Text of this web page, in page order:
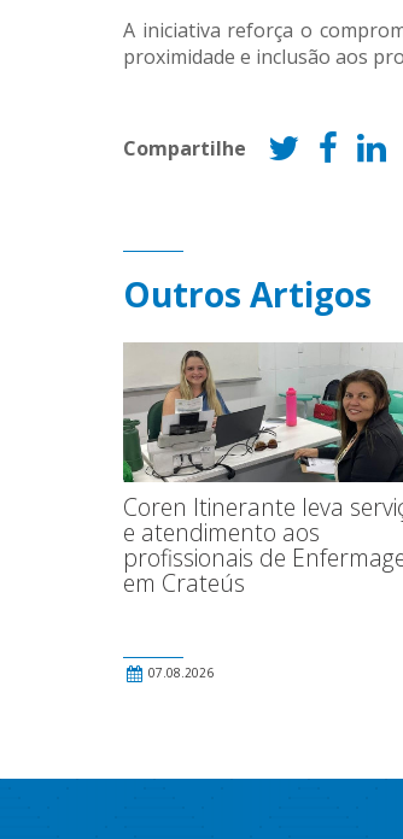
A iniciativa reforça o
proximidade e inclusão aos
Compartilhe
Outros Artigos
Coren Itinerante leva
e atendimento aos
profissionais de
em Crateús
07.08.2026